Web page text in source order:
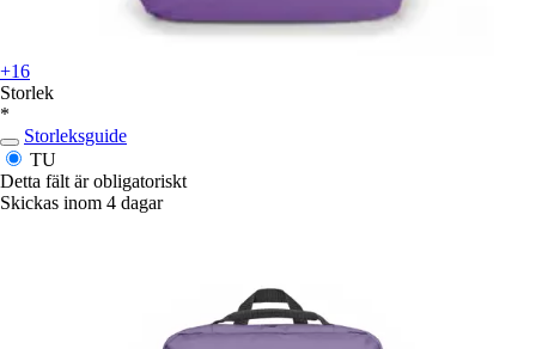
+16
Storlek
*
Storleksguide
TU
Detta fält är obligatoriskt
Skickas inom 4 dagar